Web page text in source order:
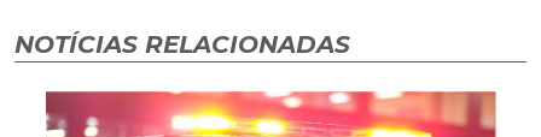
NOTÍCIAS RELACIONADAS